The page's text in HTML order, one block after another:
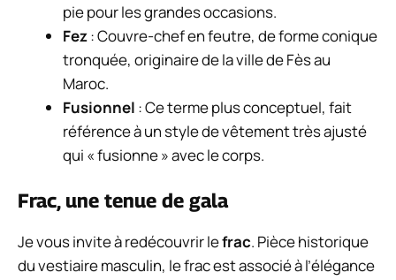
pie pour les grandes occasions.
Fez: Couvre-chef en feutre, de forme conique
tronquée, originaire de la ville de Fès au
Maroc.
Fusionnel : Ce terme plus conceptuel, fait
référence à un style de vêtement très ajusté
qui « fusionne » avec le corps.
Frac, une tenue de gala
Je vous invite à redécouvrir lefrac. Pièce historique
du vestiaire masculin, le frac est associé à l’élégance